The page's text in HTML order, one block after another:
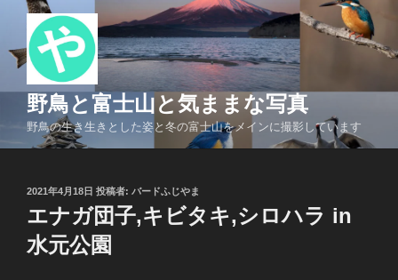
テ
ツ
野鳥と富士山と気ままな写真
野鳥の生き生きとした姿と冬の富士山をメインに撮影しています
投
日:
2021年4月18日 投稿者: バードふじやま
エナガ団子,キビタキ,シロハラ in
水元公園